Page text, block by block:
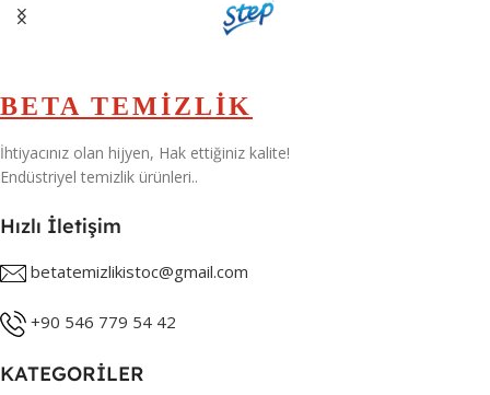
BETA TEMİZLİK
İhtiyacınız olan hijyen, Hak ettiğiniz kalite!
Endüstriyel temizlik ürünleri..
Hızlı İletişim
betatemizlikistoc@gmail.com
+90 546 779 54 42
KATEGORİLER